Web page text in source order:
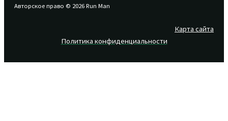
Авторское право © 2026 Run Man
Карта сайта
Политика конфиденциальности